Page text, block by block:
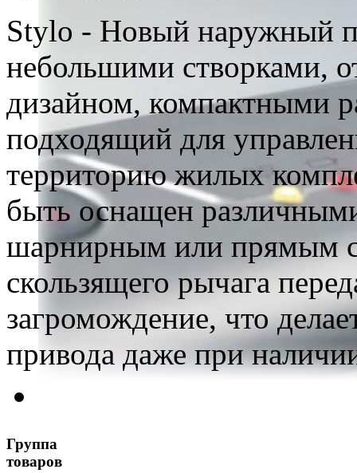
Stylo - Новый наружный
небольшими створками,
дизайном, компактными
подходящий для
территорию жилых
быть оснащен
шарнирным или прямым
скользящего рычага
загромождение, что
привода даже при
Группа
товаров